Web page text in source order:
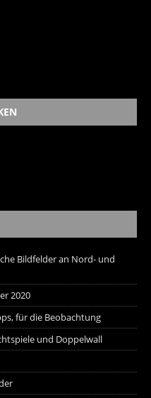
Bildfelder an Nord- und
2020
für die Beobachtung
und Doppelwall